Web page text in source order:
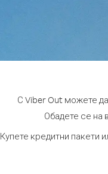
С Viber Out можете
Обадете се на
Купете кредитни пакети